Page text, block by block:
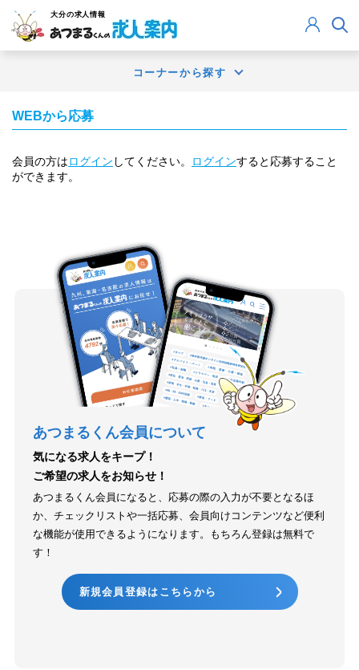
大分の求人情報
コーナーから探す
WEBから応募
会員の方はログイン してください。 ログインすると応募すること
ができます。
あつまるくん会員について
気になる求人をキープ！
ご希望の求人をお知らせ！
あつまるくん会員になると、応募の際の入力が不要となるほ
か、チェックリストや一括応募、会員向けコンテンツなど便利
な機能が使用できるようになります。もちろん登録は無料で
す！
新規会員登録はこちらから